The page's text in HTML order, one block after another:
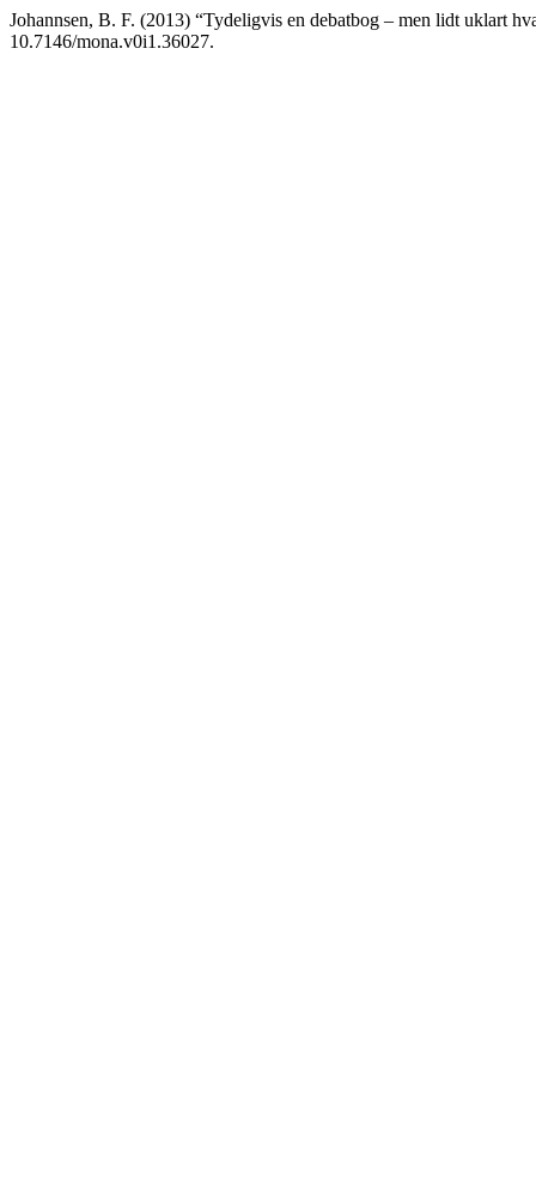
Johannsen, B. F. (2013) “Tydeligvis en debatbog – men lidt uklart
10.7146/mona.v0i1.36027.